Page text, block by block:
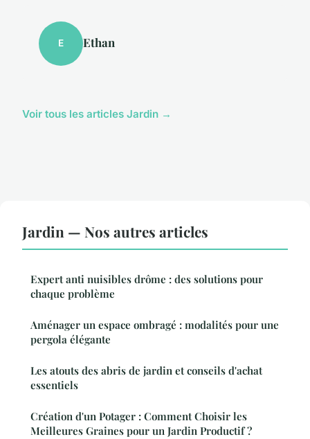
E Ethan
Voir tous les articles Jardin →
Jardin — Nos autres articles
Expert anti nuisibles drôme : des solutions pour
chaque problème
Aménager un espace ombragé : modalités pour une
pergola élégante
Les atouts des abris de jardin et conseils d'achat
essentiels
Création d'un Potager : Comment Choisir les
Meilleures Graines pour un Jardin Productif ?